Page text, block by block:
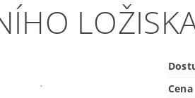
Cena